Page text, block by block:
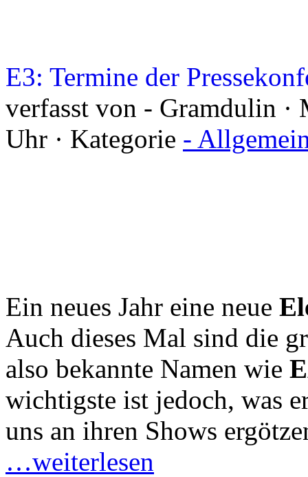
E3: Termine der
verfasst von - Gramdulin
Uhr · Kategorie -
Ein neues Jahr eine neue
Auch dieses Mal sind die
also bekannte Namen wie
wichtigste ist jedoch, was
uns an ihren Shows
…weiterlesen